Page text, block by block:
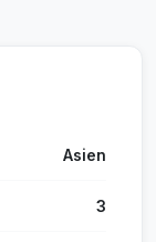
Asien
3